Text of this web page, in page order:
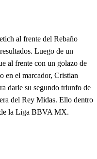
al frente del Rebaño
Luego de un
al frente con un golazo de
en el marcador, Cristian
darle su segundo triunfo de
del Rey Midas. Ello dentro
de la Liga BBVA MX.